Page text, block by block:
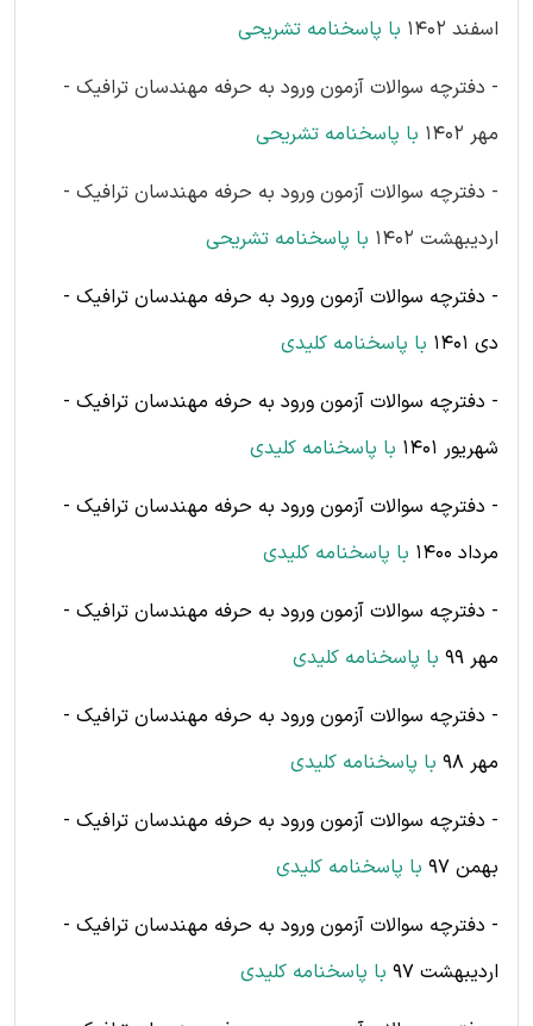
اسفند 1402
با پاسخنامه تشریحی
- دفترچه سوالات آزمون ورود به حرفه مهندسان ترافیک -
مهر 1402
با پاسخنامه تشریحی
- دفترچه سوالات آزمون ورود به حرفه مهندسان ترافیک -
اردیبهشت 1402
با پاسخنامه تشریحی
- دفترچه سوالات آزمون ورود به حرفه مهندسان ترافیک -
دی 1401
با پاسخنامه کلیدی
- دفترچه سوالات آزمون ورود به حرفه مهندسان ترافیک -
شهریور 1401
با پاسخنامه کلیدی
- دفترچه سوالات آزمون ورود به حرفه مهندسان ترافیک -
مرداد 1400
با پاسخنامه کلیدی
- دفترچه سوالات آزمون ورود به حرفه مهندسان ترافیک -
مهر 99
با پاسخنامه کلیدی
- دفترچه سوالات آزمون ورود به حرفه مهندسان ترافیک -
مهر 98
با پاسخنامه کلیدی
- دفترچه سوالات آزمون ورود به حرفه مهندسان ترافیک -
بهمن 97
با پاسخنامه کلیدی
- دفترچه سوالات آزمون ورود به حرفه مهندسان ترافیک -
اردیبهشت 97
با پاسخنامه کلیدی